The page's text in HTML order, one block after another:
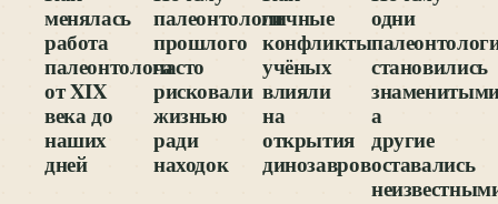
менялась
работа
палеонтолога
от XIX
века до
наших
дней
палеонтологи
прошлого
часто
рисковали
жизнью
ради
находок
личные
конфликты
учёных
влияли
на
открытия
динозавров
одни
становились
а
другие
оставались